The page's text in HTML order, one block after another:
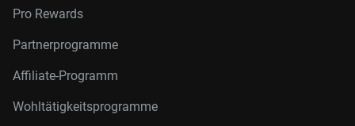
Pro Rewards
Partnerprogramme
Affiliate-Programm
Wohltätigkeitsprogramme